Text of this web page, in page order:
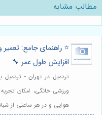
مطالب مشابه
⭐️ راهنمای جامع:
افزایش طول عمر 🔧
تردمیل در تهران -
ورزشی خانگی، امکان
هوایی و در هر ساعتی از